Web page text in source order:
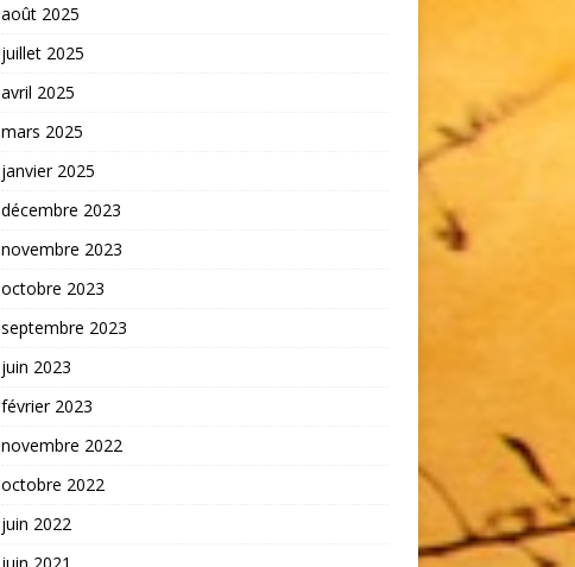
août 2025
juillet 2025
avril 2025
mars 2025
janvier 2025
décembre 2023
novembre 2023
octobre 2023
septembre 2023
juin 2023
février 2023
novembre 2022
octobre 2022
juin 2022